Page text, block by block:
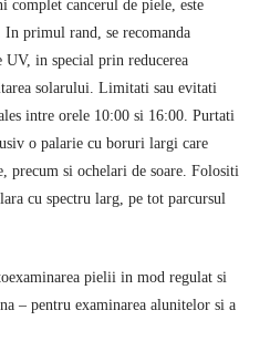
complet cancerul de piele, este
. In primul rand, se recomanda
in special prin reducerea
solarului. Limitati sau evitati
intre orele 10:00 si 16:00. Purtati
o palarie cu boruri largi care
precum si ochelari de soare. Folositi
cu spectru larg, pe tot parcursul
pielii in mod regulat si
– pentru examinarea alunitelor si a